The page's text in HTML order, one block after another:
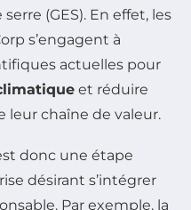
(GES). En effet, les
s’engagent à
actuelles pour
et réduire
leur chaîne de valeur.
donc une étape
désirant s’intégrer
Par exemple, la